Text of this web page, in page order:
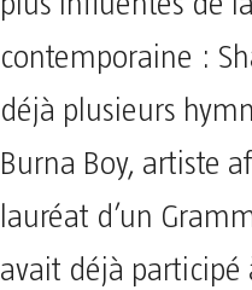
contemporaine :
déjà plusieurs
Burna Boy, artiste
lauréat d’un
avait déjà participé